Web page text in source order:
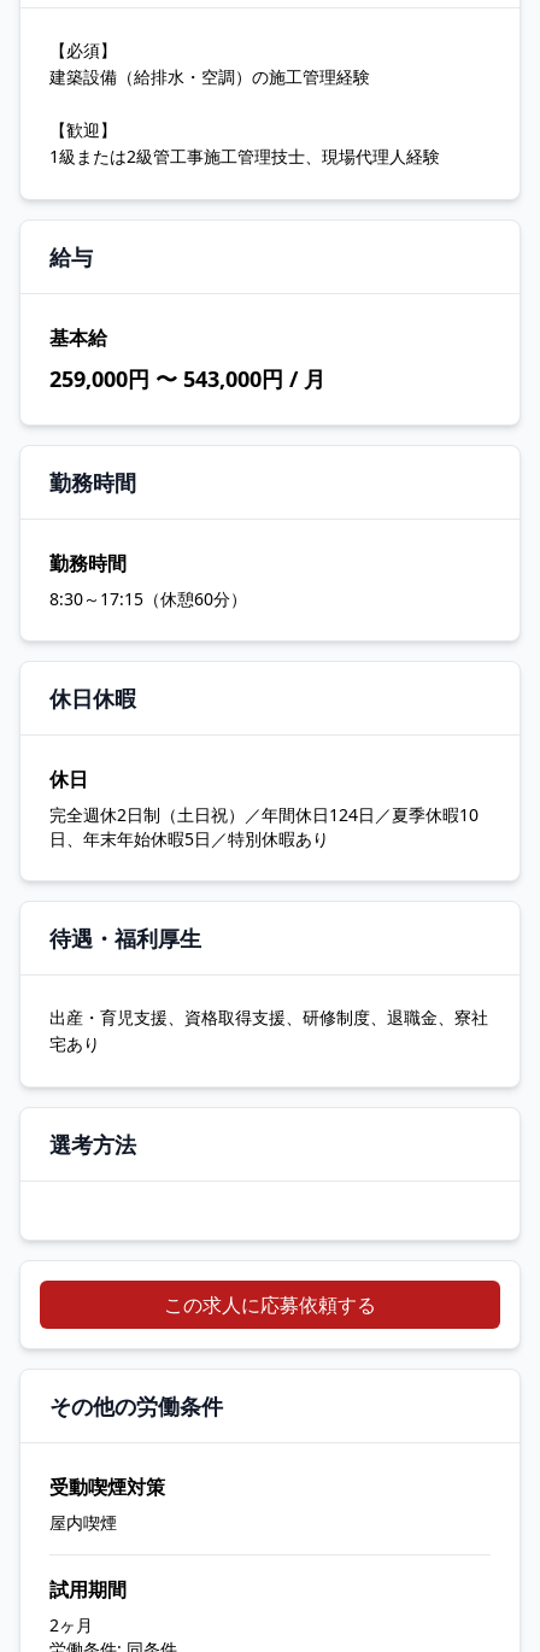
【必須】
建築設備（給排水・空調）の施工管理経験
【歓迎】
1級または2級管工事施工管理技士、現場代理人経験
給与
基本給
259,000円 〜 543,000円 / 月
勤務時間
勤務時間
8:30～17:15（休憩60分）
休日休暇
休日
完全週休2日制（土日祝）／年間休日124日／夏季休暇10
日、年末年始休暇5日／特別休暇あり
待遇・福利厚生
出産・育児支援、資格取得支援、研修制度、退職金、寮社
宅あり
選考方法
この求人に応募依頼する
その他の労働条件
受動喫煙対策
屋内喫煙
試用期間
2ヶ月